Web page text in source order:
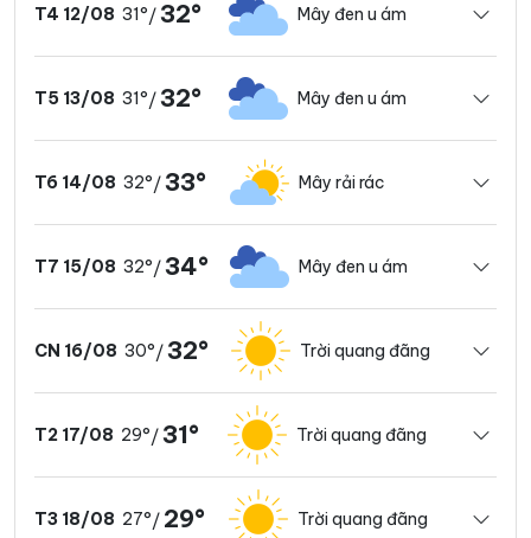
T4 12/08 31°/ 32° Mây đen u ám
T5 13/08 31°/ 32° Mây đen u ám
T6 14/08 32°/ 33° Mây rải rác
T7 15/08 32°/ 34° Mây đen u ám
CN 16/08 30°/ 32° Trời quang đãng
T2 17/08 29°/ 31° Trời quang đãng
T3 18/08 27°/ 29° Trời quang đãng